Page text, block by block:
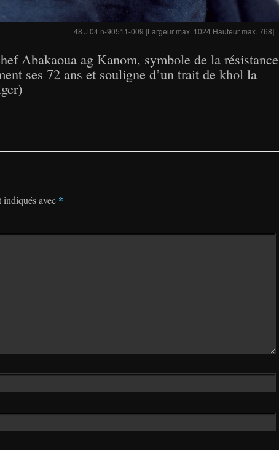
48 J 04 n-90511-009 [Largeur max. 1024 Hauteur max. 768]
Abakaoua ag Kanom, symbole de la résistance
ses 72 ans et souligne d’un trait de khol la
avec *